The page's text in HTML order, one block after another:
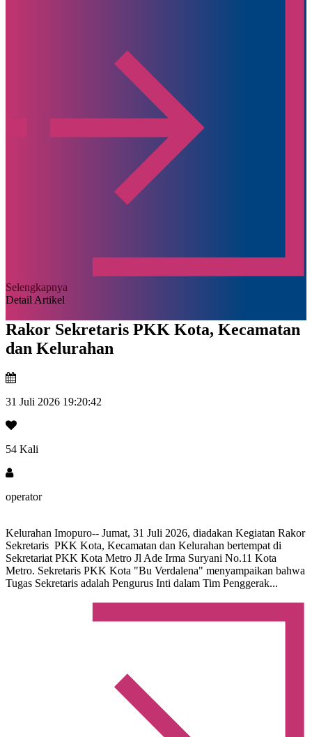
Selengkapnya
Detail Artikel
Rakor Sekretaris PKK Kota, Kecamatan
dan Kelurahan
31 Juli 2026 19:20:42
54 Kali
operator
Kelurahan Imopuro-- Jumat, 31 Juli 2026, diadakan Kegiatan Rakor
Sekretaris PKK Kota, Kecamatan dan Kelurahan bertempat di
Sekretariat PKK Kota Metro Jl Ade Irma Suryani No.11 Kota
Metro. Sekretaris PKK Kota "Bu Verdalena" menyampaikan bahwa
Tugas Sekretaris adalah Pengurus Inti dalam Tim Penggerak...